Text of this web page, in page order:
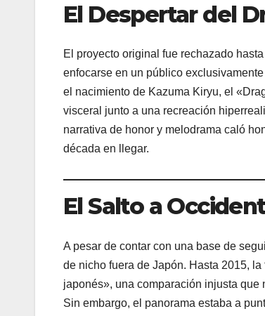
El Despertar del
El proyecto original fue rechazado
enfocarse en un público
el nacimiento de Kazuma Kiryu, el
visceral junto a una recreación
narrativa de honor y melodrama caló
década en llegar.
El Salto a
A pesar de contar con una base de
de nicho fuera de Japón. Hasta 2015,
japonés», una comparación injusta que
Sin embargo, el panorama estaba a